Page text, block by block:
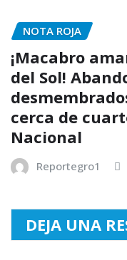
NOTA ROJA
¡Macabro
del Sol!
cerca de
Nacional
Reportegro1
DEJA UNA